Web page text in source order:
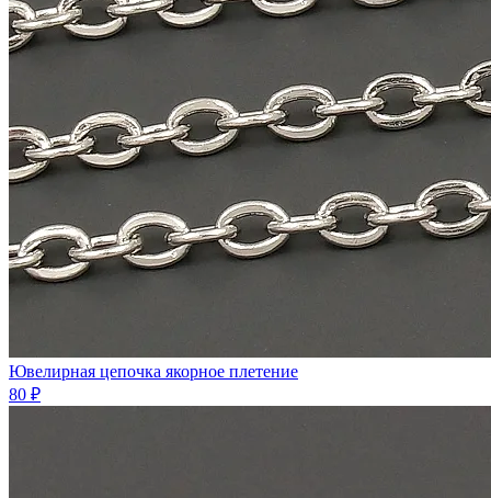
Ювелирная цепочка якорное плетение
80 ₽